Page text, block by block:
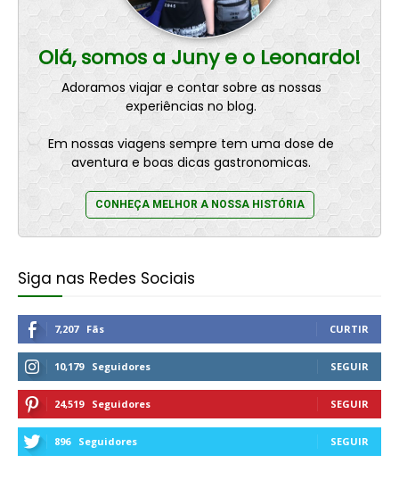
Olá, somos a Juny e o Leonardo!
Adoramos viajar e contar sobre as nossas
experiências no blog.
Em nossas viagens sempre tem uma dose de
aventura e boas dicas gastronomicas.
CONHEÇA MELHOR A NOSSA HISTÓRIA
Siga nas Redes Sociais
7,207 Fãs CURTIR
10,179 Seguidores SEGUIR
24,519 Seguidores SEGUIR
896 Seguidores SEGUIR